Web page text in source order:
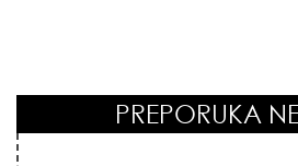
PREPORUKA